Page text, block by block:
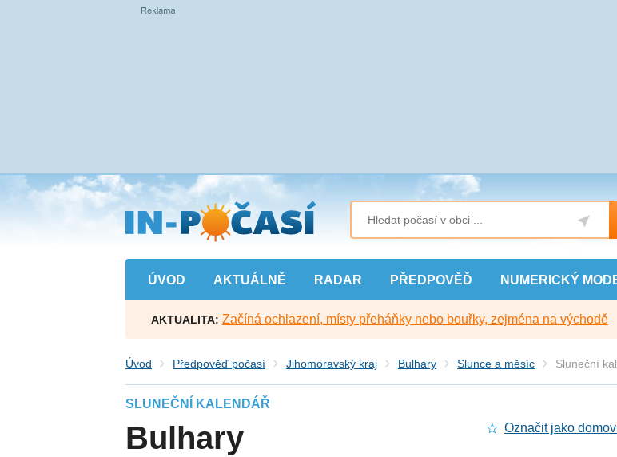
Přejít
na
hlavní
obsah
ÚVOD AKTUÁLNĚ RADAR PŘEDPOVĚĎ NUMERICKÝ
AKTUALITA: Začíná ochlazení, místy přeháňky nebo bouřky, zejména na východě
Úvod Předpověď počasí Jihomoravský kraj Bulhary Slunce a měsíc Sluneční
SLUNEČNÍ KALENDÁŘ
Bulhary Označit jako